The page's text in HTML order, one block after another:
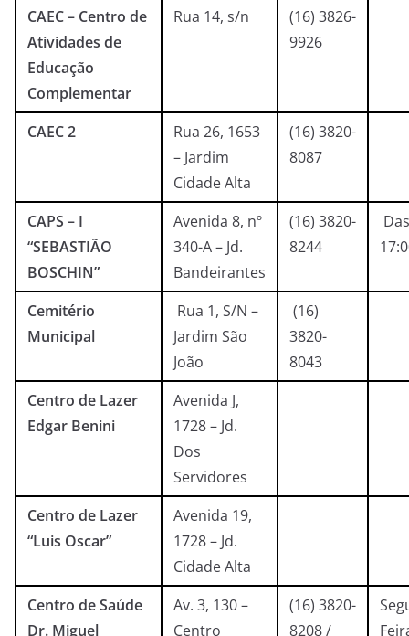
CAEC – Centro de
Atividades de
Educação
Complementar
Rua 14, s/n
(16) 3826-
9926
CAEC 2
Rua 26, 1653
– Jardim
Cidade Alta
(16) 3820-
8087
CAPS – I
“SEBASTIÃO
BOSCHIN”
Avenida 8, nº
340-A – Jd.
Bandeirantes
(16) 3820-
8244
Cemitério
Municipal
Rua 1, S/N –
Jardim São
João
(16)
3820-
8043
Centro de Lazer
Edgar Benini
Avenida J,
1728 – Jd.
Dos
Servidores
Centro de Lazer
“Luis Oscar”
Avenida 19,
1728 – Jd.
Cidade Alta
Centro de Saúde
Dr. Miguel
Av. 3, 130 –
Centro
(16) 3820-
8208 /